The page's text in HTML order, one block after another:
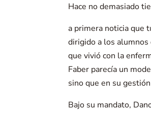
Hace no demasiado
a primera noticia que
dirigido a los
que vivió con la
Faber parecía un
sino que en su
Bajo su mandato,